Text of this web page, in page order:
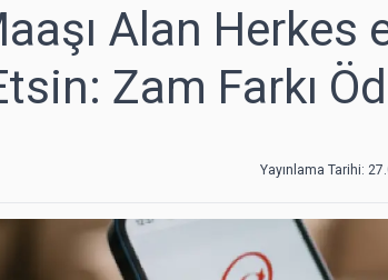
Alan Herkes
Zam Farkı
Yayınlama Tarihi: